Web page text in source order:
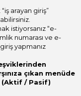
arayan giriş”
istiyorsanız “e-
numarası ve e-
yapmanız
çıkan menüde
(Aktif / Pasif)